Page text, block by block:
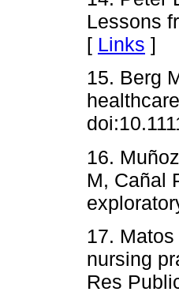
Lessons
[ Links ]
15. Berg
16.
M, Cañal
17.
nursing
Res